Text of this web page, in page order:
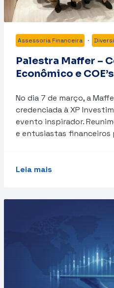
Assessoria Financeira ·
Palestra Maffer –
Econômico e
No dia 7 de março, a
credenciada à XP
evento inspirador.
e entusiastas financeiros
Leia mais